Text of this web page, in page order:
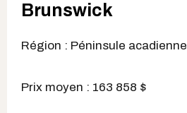
Brunswick
Région : Péninsule acadienne
Prix moyen : 163 858 $